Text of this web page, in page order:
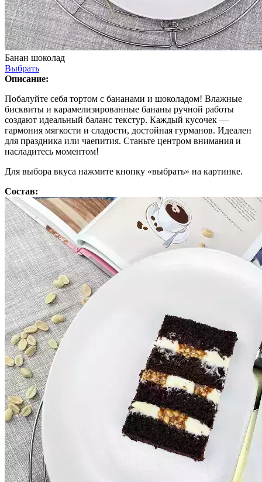
Банан шоколад
Выбрать
Описание:
Побалуйте себя тортом с бананами и шоколадом! Влажные
бисквиты и карамелизированные бананы ручной работы
создают идеальный баланс текстур. Каждый кусочек —
гармония мягкости и сладости, достойная гурманов. Идеален
для праздника или чаепития. Станьте центром внимания и
насладитесь моментом!
Для выбора вкуса нажмите кнопку «выбрать» на картинке.
Состав: